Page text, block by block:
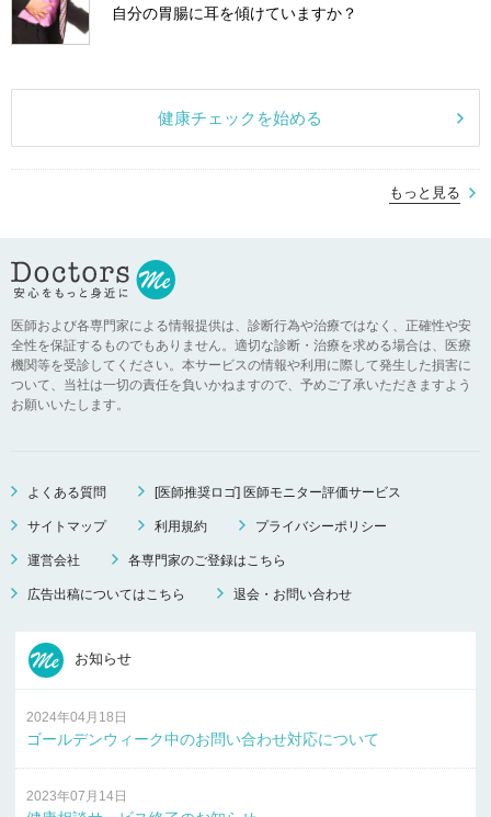
自分の胃腸に耳を傾けていますか？
健康チェックを始める
もっと見る
医師および各専門家による情報提供は、診断行為や治療ではなく、正確性や安
全性を保証するものでもありません。適切な診断・治療を求める場合は、医療
機関等を受診してください。本サービスの情報や利用に際して発生した損害に
ついて、当社は一切の責任を負いかねますので、予めご了承いただきますよう
お願いいたします。
よくある質問 [医師推奨ロゴ] 医師モニター評価サービス
サイトマップ 利用規約 プライバシーポリシー
運営会社 各専門家のご登録はこちら
広告出稿についてはこちら 退会・お問い合わせ
お知らせ
2024年04月18日
ゴールデンウィーク中のお問い合わせ対応について
2023年07月14日